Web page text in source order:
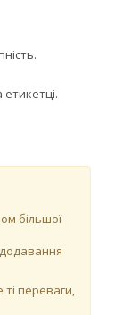
більшої
переваги,